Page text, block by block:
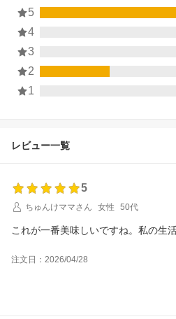
5
4
3
2
1
レビュー一覧
5
ちゅんけママさん
女性 50代
これが一番美味しいですね。私の生
注文日：2026/04/28